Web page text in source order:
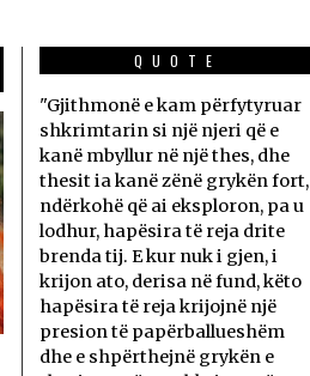
QUOTE
"Gjithmonë e kam përfytyruar
shkrimtarin si një njeri që e
kanë mbyllur në një thes, dhe
thesit ia kanë zënë grykën fort,
ndërkohë që ai eksploron, pa u
lodhur, hapësira të reja drite
brenda tij. E kur nuk i gjen, i
krijon ato, derisa në fund, këto
hapësira të reja krijojnë një
presion të papërballueshëm
dhe e shpërthejnë grykën e